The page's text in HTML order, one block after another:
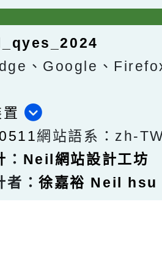
、Google、
網站語系：zh-
： Neil網站設計工坊
者：徐嘉裕 Neil hsu